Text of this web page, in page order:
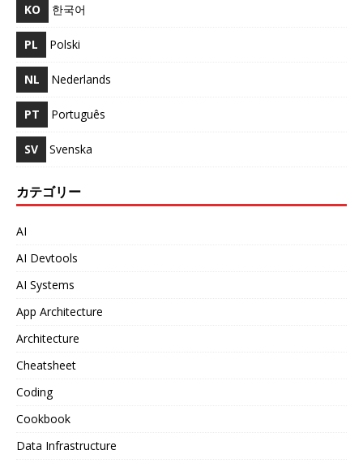
KO 한국어
PL Polski
NL Nederlands
PT Português
SV Svenska
カテゴリー
AI
AI Devtools
AI Systems
App Architecture
Architecture
Cheatsheet
Coding
Cookbook
Data Infrastructure